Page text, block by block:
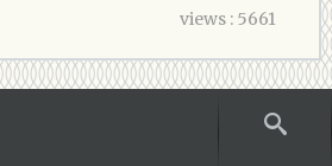
views : 5661